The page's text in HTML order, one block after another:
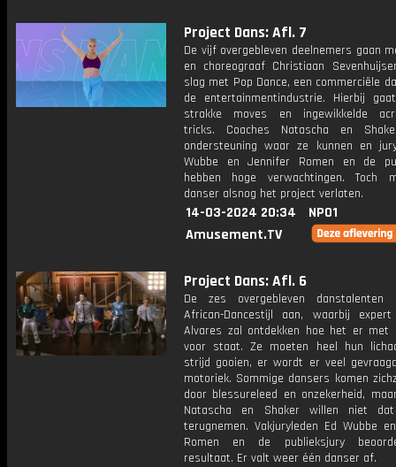
Project Dans: Afl. 7
De vijf overgebleven deelnemers gaan
en choreograaf Christiaan
slag met Pop Dance, een commerciële
de entertainmentindustrie. Hierbij
strakke moves en ingewikkelde
tricks. Coaches Natascha en
ondersteuning waar ze kunnen en
Wubbe en Jennifer Romen en de
hebben hoge verwachtingen. Toch
danser alsnog het project verlaten.
14-03-2024 20:34
NPO1
Amusement.TV
Project Dans: Afl. 6
De zes overgebleven danstalenten
African-Dancestijl aan, waarbij expert
Alvares zal ontdekken hoe het er met
voor staat. Ze moeten heel hun
strijd gooien, er wordt er veel
motoriek. Sommige dansers komen
door blessureleed en onzekerheid,
Natascha en Shaker willen niet
terugnemen. Vakjuryleden Ed Wubbe
Romen en de publieksjury
resultaat. Er valt weer één danser af.